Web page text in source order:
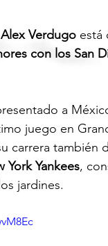
Alex Verdugo está
con los San
a
juego en
carrera también
York Yankees,
jardines.